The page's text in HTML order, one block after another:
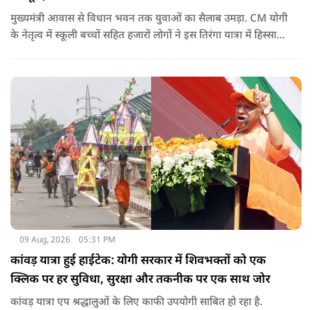
मुख्यमंत्री आवास से विधान भवन तक युवाओं का सैलाब उमड़ा. CM योगी
के नेतृत्व में स्कूली बच्चों सहित हजारों लोगों ने इस तिरंगा यात्रा में हिस्सा
09 Aug, 2026 05:31 PM
कांवड़ यात्रा हुई हाईटेक: योगी सरकार में शिवभक्तों को एक
क्लिक पर हर सुविधा, सुरक्षा और तकनीक पर एक साथ जोर
कांवड़ यात्रा एप श्रद्धालुओं के लिए काफी उपयोगी साबित हो रहा है.